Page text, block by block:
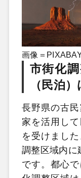
画像＝
市街化
（民泊
長野県の古
家を活用し
を受けまし
調整区域内に
です。都心